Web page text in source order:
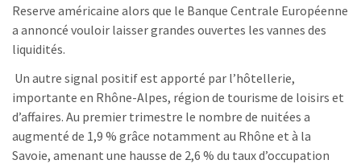
Reserve américaine alors que le Banque Centrale Européenne
a annoncé vouloir laisser grandes ouvertes les vannes des
liquidités.
Un autre signal positif est apporté par l’hôtellerie,
importante en Rhône-Alpes, région de tourisme de loisirs et
d’affaires. Au premier trimestre le nombre de nuitées a
augmenté de 1,9 % grâce notamment au Rhône et à la
Savoie, amenant une hausse de 2,6 % du taux d’occupation